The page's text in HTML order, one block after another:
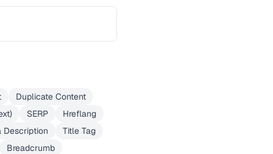
Duplicate Content
SERP
Hreflang
Description
Title Tag
Breadcrumb